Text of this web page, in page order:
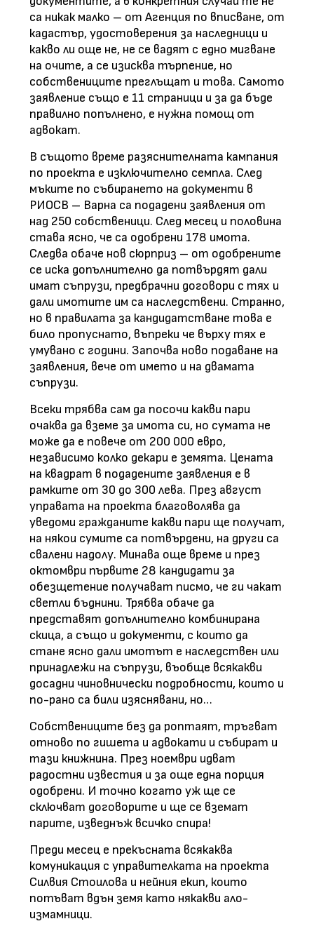
са никак малко – от Агенция по вписване, от
кадастър, удостоверения за наследници и
какво ли още не, не се вадят с едно мигване
на очите, а се изисква търпение, но
собствениците преглъщат и това. Самото
заявление също е 11 страници и за да бъде
правилно попълнено, е нужна помощ от
адвокат.
В същото време разяснителната кампания
по проекта е изключително семпла. След
мъките по събирането на документи в
РИОСВ – Варна са подадени заявления от
над 250 собственици. След месец и половина
става ясно, че са одобрени 178 имота.
Следва обаче нов сюрприз – от одобрените
се иска допълнително да потвърдят дали
имат съпрузи, предбрачни договори с тях и
дали имотите им са наследствени. Странно,
но в правилата за кандидатстване това е
било пропуснато, въпреки че върху тях е
умувано с години. Започва ново подаване на
заявления, вече от името и на двамата
съпрузи.
Всеки трябва сам да посочи какви пари
очаква да вземе за имота си, но сумата не
може да е повече от 200 000 евро,
независимо колко декари е земята. Цената
на квадрат в подадените заявления е в
рамките от 30 до 300 лева. През август
управата на проекта благоволява да
уведоми гражданите какви пари ще получат,
на някои сумите са потвърдени, на други са
свалени надолу. Минава още време и през
октомври първите 28 кандидати за
обезщетение получават писмо, че ги чакат
светли бъднини. Трябва обаче да
представят допълнително комбинирана
скица, а също и документи, с които да
стане ясно дали имотът е наследствен или
принадлежи на съпрузи, въобще всякакви
досадни чиновнически подробности, които и
по-рано са били изяснявани, но…
Собствениците без да роптаят, тръгват
отново по гишета и адвокати и събират и
тази книжнина. През ноември идват
радостни известия и за още една порция
одобрени. И точно когато уж ще се
сключват договорите и ще се вземат
парите, изведнъж всичко спира!
Преди месец е прекъсната всякаква
комуникация с управителката на проекта
Силвия Стоилова и нейния екип, които
потъват вдън земя като някакви ало-
измамници.